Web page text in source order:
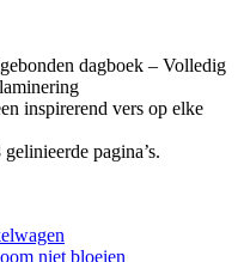
dagboek – Volledig
inspirerend vers op elke
pagina’s.